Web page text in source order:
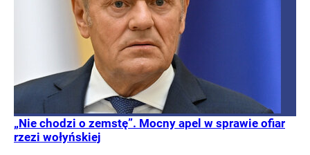
„Nie chodzi o zemstę”. Mocny apel w sprawie ofiar
rzezi wołyńskiej